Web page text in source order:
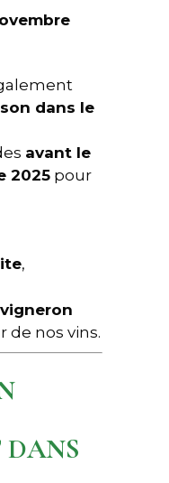
dans le
avant le
2025 pour
,
de nos vins.
DANS